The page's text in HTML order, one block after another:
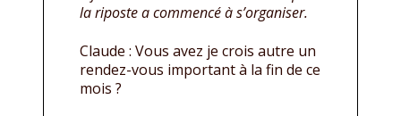
la riposte a commencé à s’organiser.
Claude : Vous avez je crois autre un
rendez-vous important à la fin de ce
mois ?